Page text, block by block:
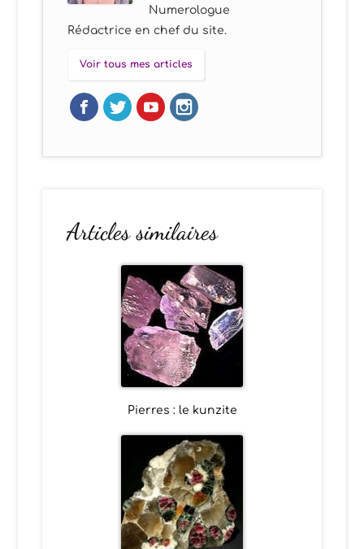
Numerologue
Rédactrice en chef du site.
Voir tous mes articles
Articles similaires
Pierres : le kunzite